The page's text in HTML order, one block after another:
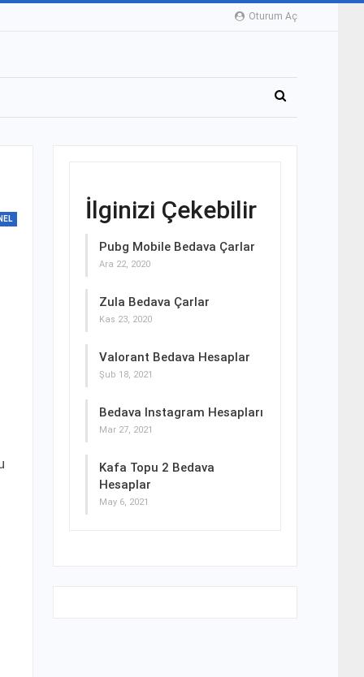
Oturum Aç
İlginizi Çekebilir
Pubg Mobile Bedava Çarlar
Ara 22, 2020
Zula Bedava Çarlar
Kas 23, 2020
Valorant Bedava Hesaplar
Şub 18, 2021
Bedava Instagram Hesapları
Mar 27, 2021
Kafa Topu 2 Bedava
Hesaplar
May 6, 2021